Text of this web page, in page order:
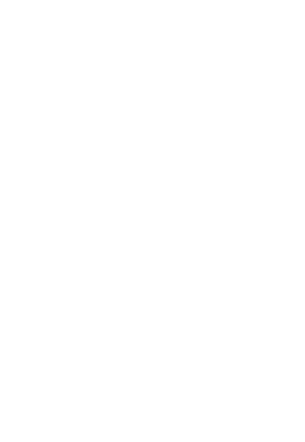
Leverbaar met autokenteken